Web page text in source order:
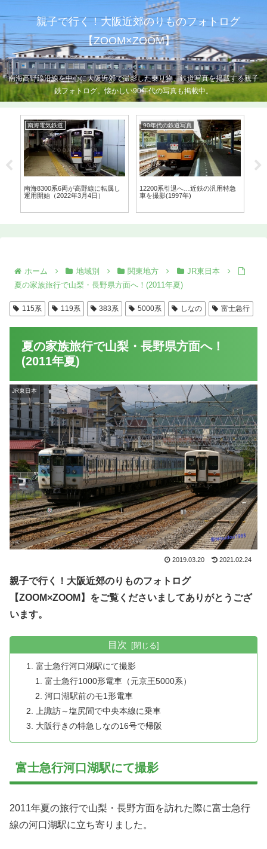
親子で行く！大阪近郊のりものフォトログ
【ZOOM×ZOOM】
南海高野線沿線を中心に大阪近郊で撮影した乗り物、鉄道写真を掲載する親子
鉄フォトログ。懐かしい90年代の写真も掲載中。
南海電気鉄道
南海8300系6両が高野線に転属し
運用開始（2022年3月4日）
90年代の鉄道写真
12200系引退へ…近鉄の汎用特急
車を撮影(1997年)
ホーム 地域別 関東地方
JR東日本
夏の家族旅行で山梨・長野県方面へ！(2011年夏)
115系 119系 383系 5000系 しなの 富士急行
夏の家族旅行で山梨・長野県方面へ！
(2011年夏)
JR東日本
2019.03.20 2021.02.24
親子で行く！大阪近郊のりものフォトログ
【ZOOM×ZOOM】をご覧くださいましてありがとうござ
います。
目次
富士急行河口湖駅にて撮影
富士急行1000形電車（元京王5000系）
河口湖駅前のモ1形電車
上諏訪～塩尻間で中央本線に乗車
大阪行きの特急しなの16号で帰阪
富士急行河口湖駅にて撮影
2011年夏の旅行で山梨・長野方面を訪れた際に富士急行
線の河口湖駅に立ち寄りました。